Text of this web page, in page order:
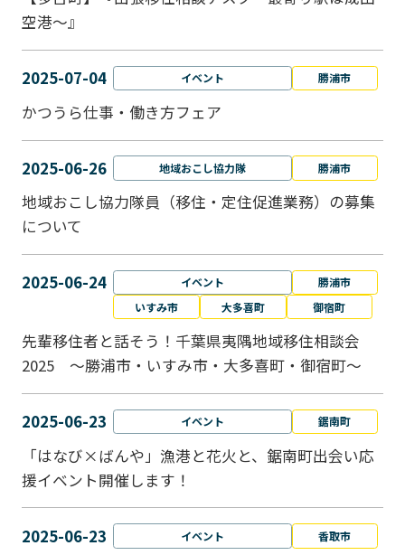
空港～』
2025-07-04 イベント 勝浦市
かつうら仕事・働き方フェア
2025-06-26 地域おこし協力隊 勝浦市
地域おこし協力隊員（移住・定住促進業務）の募集
について
2025-06-24 イベント
勝浦市
いすみ市
大多喜町 御宿町
先輩移住者と話そう！千葉県夷隅地域移住相談会
2025 ～勝浦市・いすみ市・大多喜町・御宿町～
2025-06-23 イベント 鋸南町
「はなび×ばんや」漁港と花火と、鋸南町出会い応
援イベント開催します！
2025-06-23 イベント 香取市